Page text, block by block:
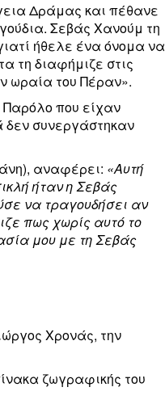
Δράμας και πέθανε
Σεβάς Χανούμ τη
ήθελε ένα όνομα να
τη διαφήμιζε στις
ωραία του Πέραν».
που είχαν
δεν συνεργάστηκαν
αναφέρει: «Αυτή
ήταν η Σεβάς
να τραγουδήσει αν
πως χωρίς αυτό το
μου με τη Σεβάς
Χρονάς, την
ζωγραφικής του